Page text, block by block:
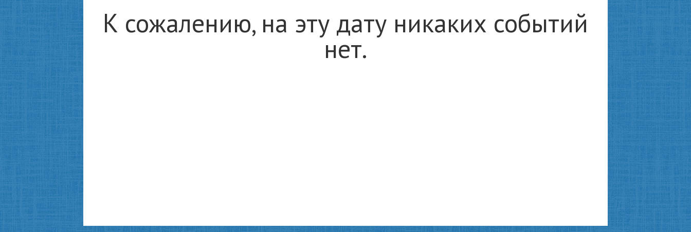
К сожалению, на эту дату никаких событий
нет.